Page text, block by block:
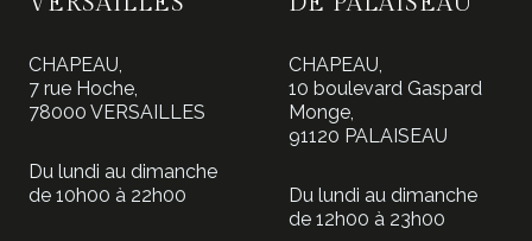
CHAPEAU,
7 rue Hoche,
78000 VERSAILLES
Du lundi au dimanche
de 10h00 à 22h00
CHAPEAU,
10 boulevard Gaspard
Monge,
91120 PALAISEAU
Du lundi au dimanche
de 12h00 à 23h00